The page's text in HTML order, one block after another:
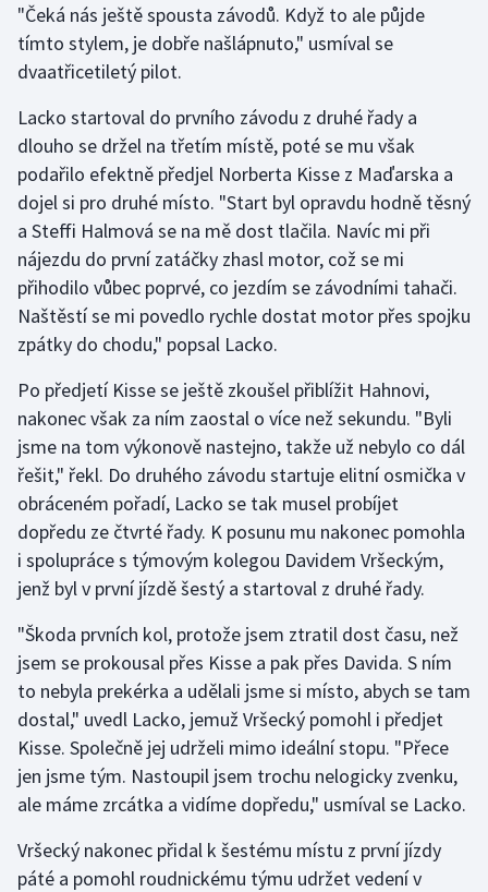
Lyže a snowboard
Moderní pětiboj
Motorsport
Olympijské hry
Parasport
Plavání
Plážový volejbal
Ragby
Rychlobruslení
Rychlostní kanoistika
Short track
Stolní tenis
Triatlon
Veslování
Volejbal
"Čeká nás ještě spousta závodů. Když to ale půjde
tímto stylem, je dobře našlápnuto," usmíval se
dvaatřicetiletý pilot.
Lacko startoval do prvního závodu z druhé řady a
dlouho se držel na třetím místě, poté se mu však
podařilo efektně předjel Norberta Kisse z Maďarska a
dojel si pro druhé místo. "Start byl opravdu hodně těsný
a Steffi Halmová se na mě dost tlačila. Navíc mi při
nájezdu do první zatáčky zhasl motor, což se mi
přihodilo vůbec poprvé, co jezdím se závodními tahači.
Naštěstí se mi povedlo rychle dostat motor přes spojku
zpátky do chodu," popsal Lacko.
Po předjetí Kisse se ještě zkoušel přiblížit Hahnovi,
nakonec však za ním zaostal o více než sekundu. "Byli
jsme na tom výkonově nastejno, takže už nebylo co dál
řešit," řekl. Do druhého závodu startuje elitní osmička v
obráceném pořadí, Lacko se tak musel probíjet
dopředu ze čtvrté řady. K posunu mu nakonec pomohla
i spolupráce s týmovým kolegou Davidem Vršeckým,
jenž byl v první jízdě šestý a startoval z druhé řady.
"Škoda prvních kol, protože jsem ztratil dost času, než
jsem se prokousal přes Kisse a pak přes Davida. S ním
to nebyla prekérka a udělali jsme si místo, abych se tam
dostal," uvedl Lacko, jemuž Vršecký pomohl i předjet
Kisse. Společně jej udrželi mimo ideální stopu. "Přece
jen jsme tým. Nastoupil jsem trochu nelogicky zvenku,
ale máme zrcátka a vidíme dopředu," usmíval se Lacko.
Vršecký nakonec přidal k šestému místu z první jízdy
páté a pomohl roudnickému týmu udržet vedení v